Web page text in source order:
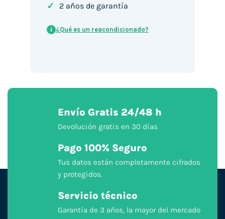
✓ 2 años de garantía
i ¿Qué es un reacondicionado?
Envío Gratis 24/48 h
Devolución gratis en 30 días
Pago 100% Seguro
Tus datos están completamente cifrados
y protegidos.
Servicio técnico
Garantía de 3 años, la mayor del mercado